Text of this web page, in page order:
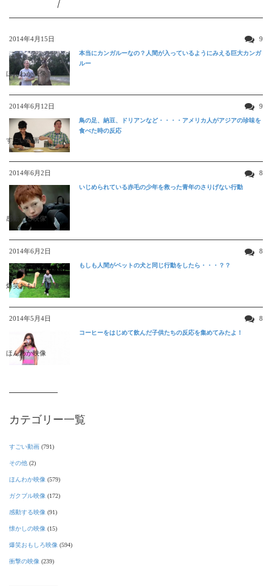
2014年4月15日 9
ほんわか映像
本当にカンガルーなの？人間が入っているようにみえる巨大カンガ
ルー
2014年6月12日 9
すごい動画
鳥の足、納豆、ドリアンなど・・・・アメリカ人がアジアの珍味を
食べた時の反応
2014年6月2日 8
感動する映像
いじめられている赤毛の少年を救った青年のさりげない行動
2014年6月2日 8
爆笑おもしろ映像
もしも人間がペットの犬と同じ行動をしたら・・・？？
2014年5月4日 8
ほんわか映像
コーヒーをはじめて飲んだ子供たちの反応を集めてみたよ！
カテゴリー一覧
すごい動画 (791)
その他 (2)
ほんわか映像 (579)
ガクブル映像 (172)
感動する映像 (91)
懐かしの映像 (15)
爆笑おもしろ映像 (594)
衝撃の映像 (239)